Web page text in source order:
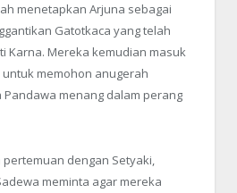
menetapkan Arjuna sebagai
Gatotkaca yang telah
Karna. Mereka kemudian masuk
memohon anugerah
menang dalam perang
dengan Setyaki,
meminta agar mereka